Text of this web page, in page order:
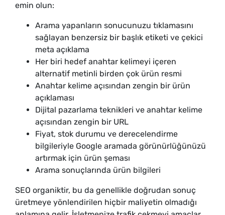
emin olun:
Arama yapanların sonucunuzu tıklamasını
sağlayan benzersiz bir başlık etiketi ve çekici
meta açıklama
Her biri hedef anahtar kelimeyi içeren
alternatif metinli birden çok ürün resmi
Anahtar kelime açısından zengin bir ürün
açıklaması
Dijital pazarlama teknikleri ve anahtar kelime
açısından zengin bir URL
Fiyat, stok durumu ve derecelendirme
bilgileriyle Google aramada görünürlüğünüzü
artırmak için ürün şeması
Arama sonuçlarında ürün bilgileri
SEO organiktir, bu da genellikle doğrudan sonuç
üretmeye yönlendirilen hiçbir maliyetin olmadığı